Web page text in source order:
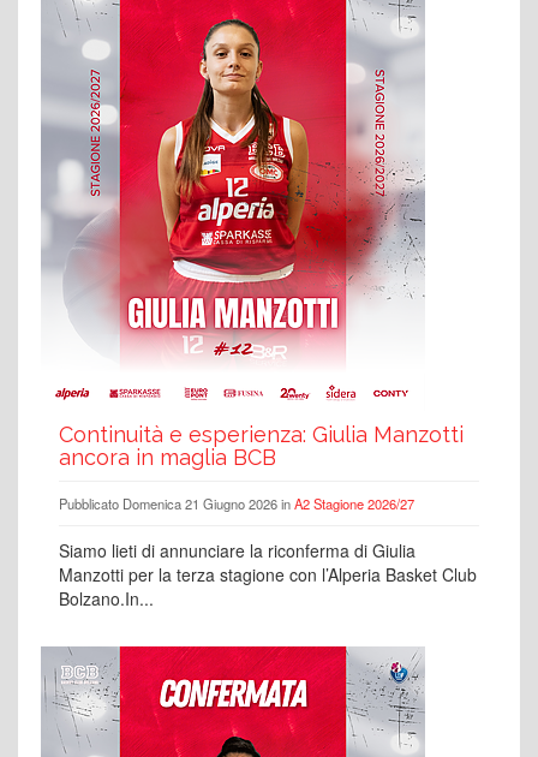
Continuità e esperienza: Giulia Manzotti
ancora in maglia BCB
Pubblicato Domenica 21 Giugno 2026 inA2 Stagione 2026/27
Siamo lieti di annunciare la riconferma di Giulia
Manzotti per la terza stagione con l’Alperia Basket Club
Bolzano.In...